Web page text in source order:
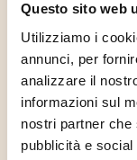
Questo sito web
Utilizziamo i
annunci, per
analizzare il
informazioni sul
nostri partner che
pubblicità e